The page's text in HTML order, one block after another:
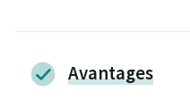
Avantages